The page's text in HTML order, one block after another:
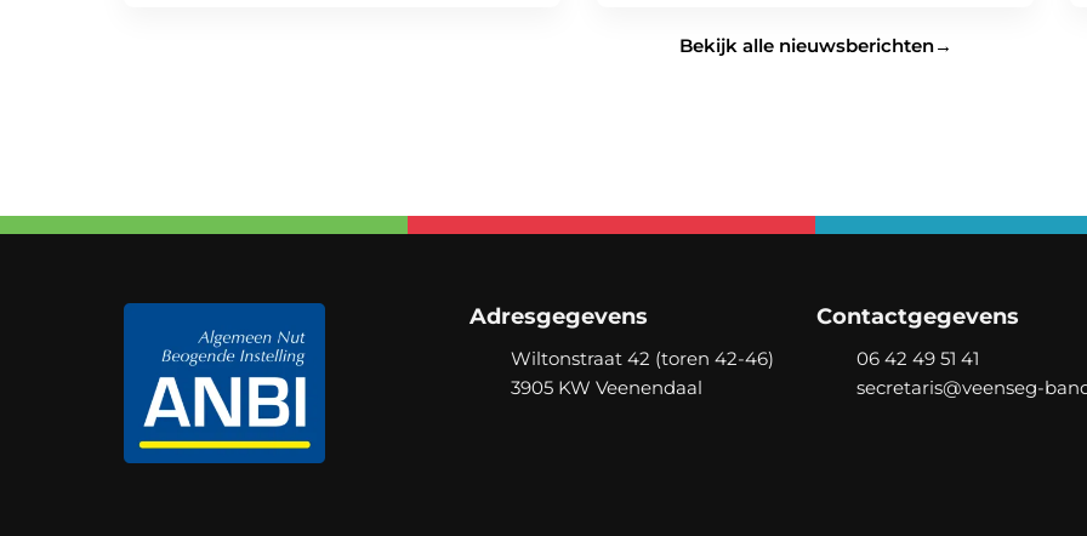
Bekijk alle nieuwsberichten→
Adresgegevens
Wiltonstraat 42 (toren 42-46)
3905 KW Veenendaal
Contactgegevens
06 42 49 51 41
secretaris@veenseg-